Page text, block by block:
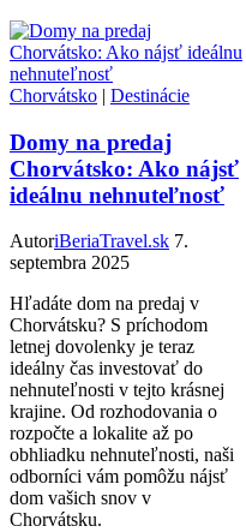
Chorvátsko | Destinácie
Domy na predaj
Chorvátsko: Ako nájsť
ideálnu nehnuteľnosť
AutoriBeriaTravel.sk 7.
septembra 2025
Hľadáte dom na predaj v
Chorvátsku? S príchodom
letnej dovolenky je teraz
ideálny čas investovať do
nehnuteľnosti v tejto krásnej
krajine. Od rozhodovania o
rozpočte a lokalite až po
obhliadku nehnuteľnosti, naši
odborníci vám pomôžu nájsť
dom vašich snov v
Chorvátsku.